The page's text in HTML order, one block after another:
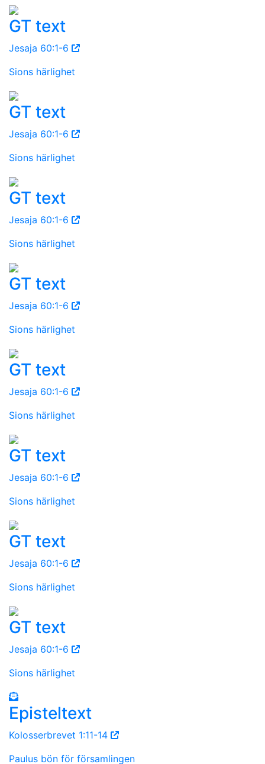
GT text
Jesaja 60:1-6
Sions härlighet
GT text
Jesaja 60:1-6
Sions härlighet
GT text
Jesaja 60:1-6
Sions härlighet
GT text
Jesaja 60:1-6
Sions härlighet
GT text
Jesaja 60:1-6
Sions härlighet
GT text
Jesaja 60:1-6
Sions härlighet
GT text
Jesaja 60:1-6
Sions härlighet
GT text
Jesaja 60:1-6
Sions härlighet
Episteltext
Kolosserbrevet 1:11-14
Paulus bön för församlingen